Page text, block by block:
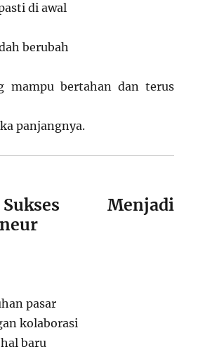
di awal
berubah
mampu bertahan dan terus
panjangnya.
Menjadi
pasar
kolaborasi
baru